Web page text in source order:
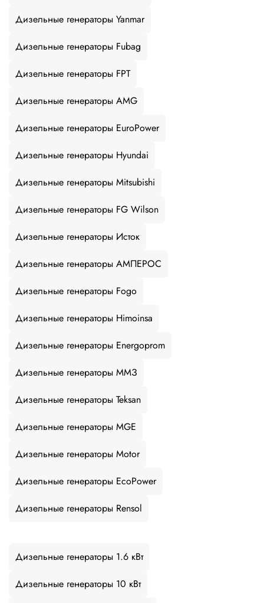
Дизельные генераторы Yanmar
Дизельные генераторы Fubag
Дизельные генераторы FPT
Дизельные генераторы AMG
Дизельные генераторы EuroPower
Дизельные генераторы Hyundai
Дизельные генераторы Mitsubishi
Дизельные генераторы FG Wilson
Дизельные генераторы Исток
Дизельные генераторы АМПЕРОС
Дизельные генераторы Fogo
Дизельные генераторы Himoinsa
Дизельные генераторы Energoprom
Дизельные генераторы ММЗ
Дизельные генераторы Teksan
Дизельные генераторы MGE
Дизельные генераторы Motor
Дизельные генераторы EcoPower
Дизельные генераторы Rensol
Дизельные генераторы 1.6 кВт
Дизельные генераторы 10 кВт